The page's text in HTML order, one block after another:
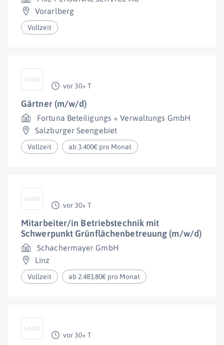
Vorarlberg
Vollzeit
vor 30+ T
Gärtner (m/w/d)
Fortuna Beteiligungs + Verwaltungs GmbH
Salzburger Seengebiet
Vollzeit ab 3.400€ pro Monat
vor 30+ T
Mitarbeiter/in Betriebstechnik mit
Schwerpunkt Grünflächenbetreuung (m/w/d)
Schachermayer GmbH
Linz
Vollzeit ab 2.483,80€ pro Monat
vor 30+ T